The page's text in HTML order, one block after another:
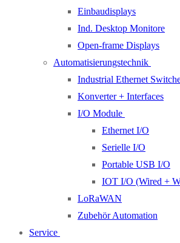
Einbaudisplays
Ind. Desktop Monitore
Open-frame Displays
Automatisierungstechnik
Industrial Ethernet
Konverter + Interfaces
I/O Module
Ethernet I/O
Serielle I/O
Portable USB I/O
IOT I/O (Wired +
LoRaWAN
Zubehör Automation
Service